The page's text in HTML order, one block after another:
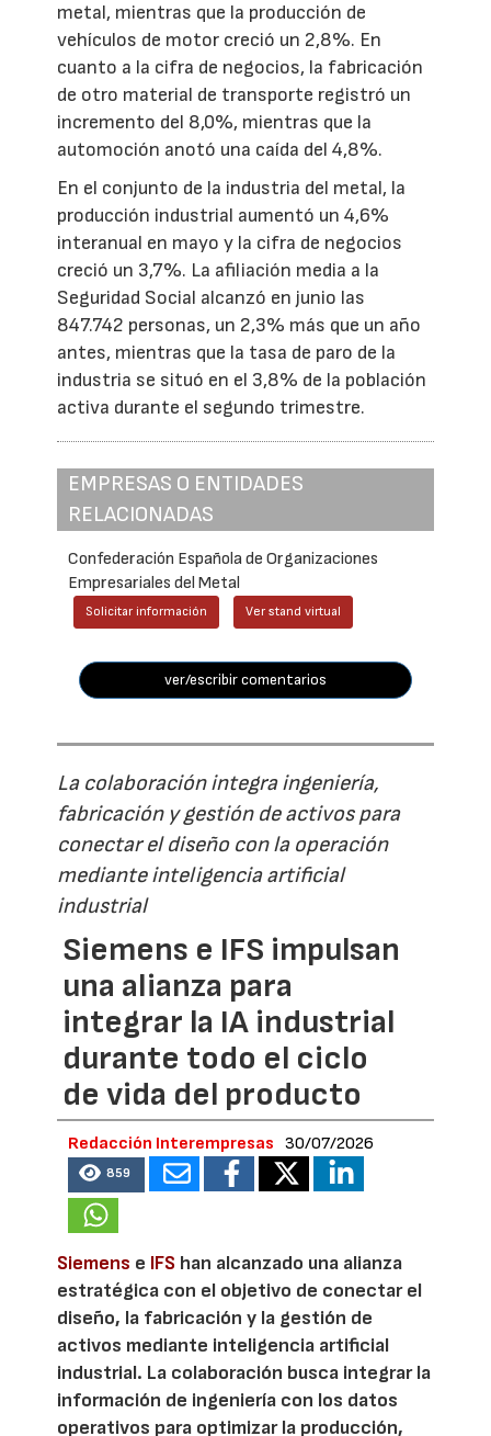
metal, mientras que la producción de
vehículos de motor creció un 2,8%. En
cuanto a la cifra de negocios, la fabricación
de otro material de transporte registró un
incremento del 8,0%, mientras que la
automoción anotó una caída del 4,8%.
En el conjunto de la industria del metal, la
producción industrial aumentó un 4,6%
interanual en mayo y la cifra de negocios
creció un 3,7%. La afiliación media a la
Seguridad Social alcanzó en junio las
847.742 personas, un 2,3% más que un año
antes, mientras que la tasa de paro de la
industria se situó en el 3,8% de la población
activa durante el segundo trimestre.
EMPRESAS O ENTIDADES
RELACIONADAS
Confederación Española de Organizaciones
Empresariales del Metal
Solicitar información Ver stand virtual
ver/escribir comentarios
La colaboración integra ingeniería,
fabricación y gestión de activos para
conectar el diseño con la operación
mediante inteligencia artificial
industrial
Siemens e IFS impulsan
una alianza para
integrar la IA industrial
durante todo el ciclo
de vida del producto
Redacción Interempresas 30/07/2026
859
Siemens e IFS han alcanzado una alianza
estratégica con el objetivo de conectar el
diseño, la fabricación y la gestión de
activos mediante inteligencia artificial
industrial. La colaboración busca integrar la
información de ingeniería con los datos
operativos para optimizar la producción,